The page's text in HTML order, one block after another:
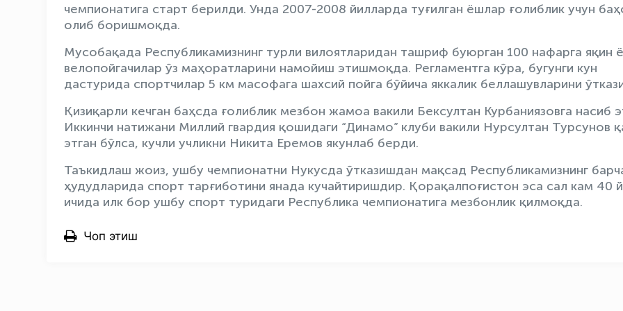
чемпионатига старт берилди. Унда 2007-2008 йилларда туғилган ёшлар ғолиблик учун
олиб боришмоқда.
Мусобақада Республикамизнинг турли вилоятларидан ташриф буюрган 100 нафарга яқин
велопойгачилар ўз маҳоратларини намойиш этишмоқда. Регламентга кўра, бугунги кун
дастурида спортчилар 5 км масофага шахсий пойга бўйича яккалик беллашувларини
Қизиқарли кечган баҳсда ғолиблик мезбон жамоа вакили Бексултан Курбаниязовга насиб
Иккинчи натижани Миллий гвардия қошидаги “Динамо” клуби вакили Нурсултан Турсунов
этган бўлса, кучли учликни Никита Еремов якунлаб берди.
Таъкидлаш жоиз, ушбу чемпионатни Нукусда ўтказишдан мақсад Республикамизнинг
ҳудудларида спорт тарғиботини янада кучайтиришдир. Қорақалпоғистон эса сал кам 40
ичида илк бор ушбу спорт туридаги Республика чемпионатига мезбонлик қилмоқда.
Чоп этиш